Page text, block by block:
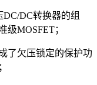
DC转换器的组
MOSFET；
了欠压锁定的保护功